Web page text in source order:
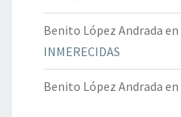
Benito López Andrada en
INMERECIDAS
Benito López Andrada en